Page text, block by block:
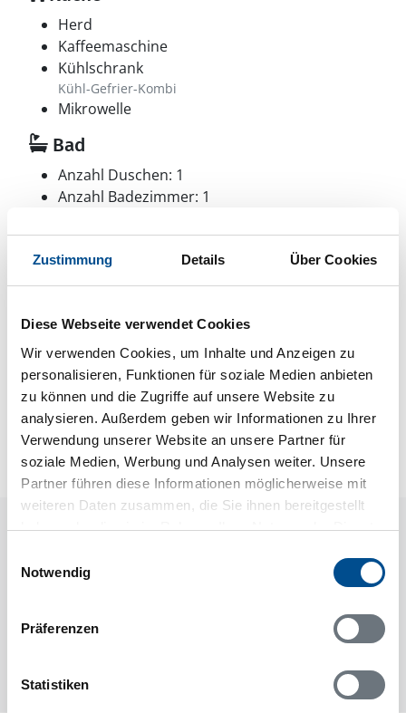
Zustimmung Details Über Cookies
Diese Webseite verwendet Cookies
Wir verwenden Cookies, um Inhalte und Anzeigen zu
personalisieren, Funktionen für soziale Medien anbieten
zu können und die Zugriffe auf unsere Website zu
analysieren. Außerdem geben wir Informationen zu Ihrer
Verwendung unserer Website an unsere Partner für
soziale Medien, Werbung und Analysen weiter. Unsere
Partner führen diese Informationen möglicherweise mit
weiteren Daten zusammen, die Sie ihnen bereitgestellt
haben oder die sie im Rahmen Ihrer Nutzung der Dienste
Notwendig
Präferenzen
Statistiken
Herd
Kaffeemaschine
Kühlschrank
Kühl-Gefrier-Kombi
Mikrowelle
Bad
Anzahl Duschen: 1
Anzahl Badezimmer: 1
Waschmaschine
Neben- und Verbrauchskosten
Die aktuellen Verbrauchskosten finden Sie im
nächsten Schritt im Buchungsformular.
Raumaufteilung